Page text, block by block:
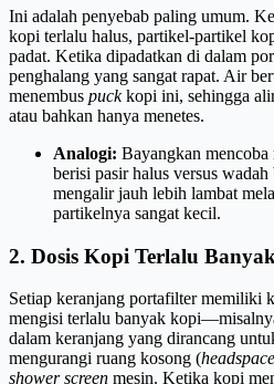
Ini adalah penyebab paling umum.
kopi terlalu halus, partikel-partikel
padat. Ketika dipadatkan di dalam
penghalang yang sangat rapat. Air
menembus puckkopi ini, sehingga
atau bahkan hanya menetes.
Analogi: Bayangkan
berisi pasir halus versus
mengalir jauh lebih lambat
partikelnya sangat kecil.
2. Dosis Kopi Terlalu
Setiap keranjang portafilter memiliki
mengisi terlalu banyak
dalam keranjang yang dirancang
mengurangi ruang kosong (headspace
shower screen mesin. Ketika kopi